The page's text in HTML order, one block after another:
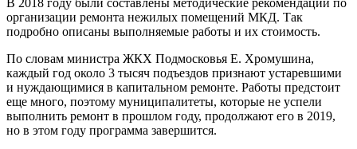
организации ремонта нежилых помещений МКД. Так
подробно описаны выполняемые работы и их стоимость.
По словам министра ЖКХ Подмосковья Е. Хромушина,
каждый год около 3 тысяч подъездов признают устаревшими
и нуждающимися в капитальном ремонте. Работы предстоит
еще много, поэтому муниципалитеты, которые не успели
выполнить ремонт в прошлом году, продолжают его в 2019,
но в этом году программа завершится.